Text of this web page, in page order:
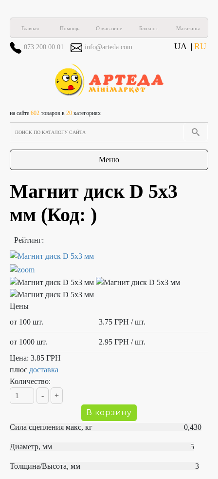
Главная Помощь О магазине Блокнот Магазины
UA RU
073 200 00 01 info@arteda.com
на сайте 602 товаров в 20 категориях
Меню
Магнит диск D 5х3
мм (Код: )
Рейтинг:
Цены
от 100 шт.
3.75 ГРН / шт.
от 1000 шт. 2.95 ГРН / шт.
Цена: 3.85 ГРН
плюс доставка
Количество:
Сила сцепления макс, кг 0,430
Диаметр, мм 5
Толщина/Высота, мм 3